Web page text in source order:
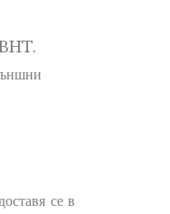
BHT.
се в